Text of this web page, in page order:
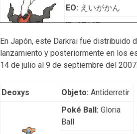
EO: えいがかん
ID:07147
Naturaleza:
Nvl:
50 Habilidad: Mal sueño
En Japón, este Darkrai fue distribuido
lanzamiento y posteriormente en los
14 de julio al 9 de septiembre del 2007.
Deoxys Objeto: Antiderretir
Poké Ball: Gloria
Ball